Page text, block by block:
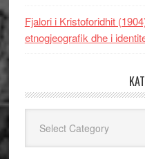
Fjalori i Kristoforidhit
etnogjeografik dhe i